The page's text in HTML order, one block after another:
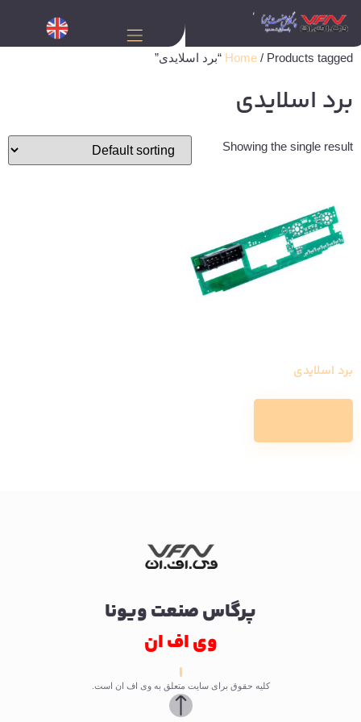
Home / Products tagged “برد اسلایدی”
برد اسلایدی
Showing the single result
برد اسلایدی
پرگاس صنعت ویونا
وی اف ان
کلیه حقوق برای سایت متعلق به وی اف ان است.